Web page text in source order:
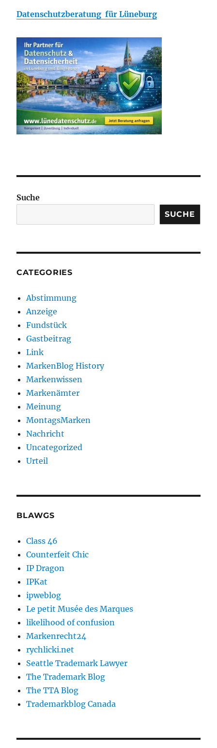
Datenschutzberatung für Lüneburg
Suche
SUCHE
CATEGORIES
Abstimmung
Anzeige
Fundstück
Gastbeitrag
Link
MarkenBlog History
Markenwissen
Markenämter
Meinung
MontagsMarken
Nachricht
Uncategorized
Urteil
BLAWGS
Class 46
Counterfeit Chic
IP Dragon
IPKat
ipweblog
Le petit Musée des Marques
likelihood of confusion
Markenrecht24
rychlicki.net
Seattle Trademark Lawyer
The Trademark Blog
The TTA Blog
Trademarkblog Canada